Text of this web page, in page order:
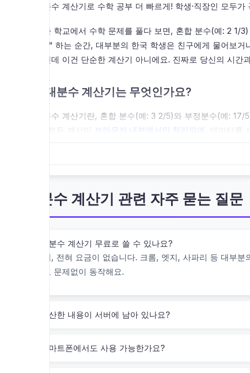
대분수 계산기로 수학 공부 더 빠르게! 학생·직장인 모두
요즘 학교에서 수학 문제를 풀다 보면, 혼합 분수(예: 2
나..." 하는 순간, 대부분의 한국 학생은 친구에게 물어보
그런데 이건 단순한 계산기 아니에요. 진짜로 당신의 시간
대분수 계산기는 무엇인가요?
대분수 계산기란, 혼합 분수(예: 3 2/5)와 부정분수(예: 17/
건, 모든 계산이
브라우저 내부에서만 처리되며 , 데이터를
직장인: 자격증 시험 준비 (예: CPA, 세무사)
교사: 수업 자료 만들 때
부모: 아이의 숙제 확인용
실제 예시로 보는 한국형 적용법
예시 1: 수학 과제에서 자주 나오는 혼합 분수 덧셈
당신이 오늘 밤 10분 만에 풀어야 하는 과제가 있다면?
이걸 손으로 하면 시간이 너무 오래 걸리죠. 하지만 대분
대분수 계산기 관련 자주 묻는 질문
대분수 계산기 무료로 쓸 수 있나요?
네, 전혀 요금이 없습니다. 크롬, 엣지, 사파리 등 대부
도 문제없이 동작해요.
계산한 내용이 서버에 남아 있나요?
스마트폰에서도 사용 가능한가요?